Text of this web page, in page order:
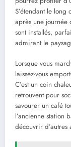
S’étendant le
après une journée
sont installés,
admirant le
Lorsque vous
laissez-vous
C’est un coin
retrouvent pour
savourer un café
l’ancienne station
découvrir d’autres